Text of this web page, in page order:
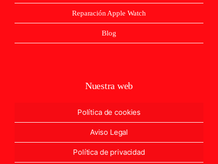
Reparación Apple Watch
Blog
Nuestra web
Política de cookies
Aviso Legal
Política de privacidad